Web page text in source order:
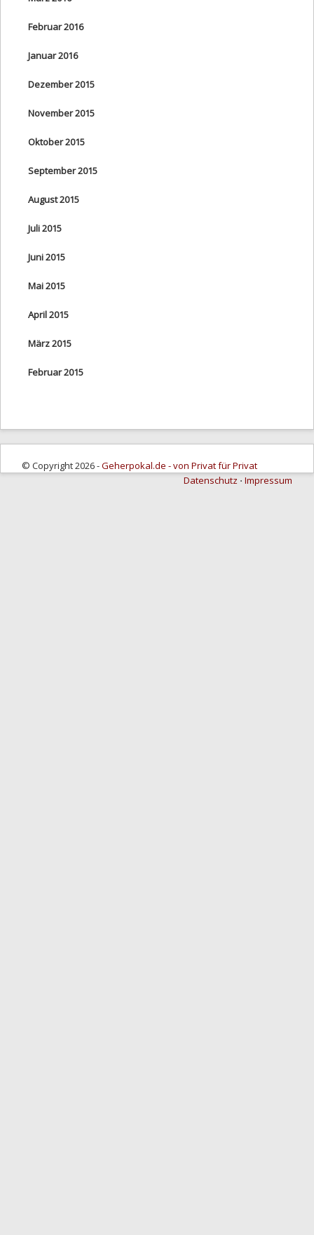
Februar 2016
Januar 2016
Dezember 2015
November 2015
Oktober 2015
September 2015
August 2015
Juli 2015
Juni 2015
Mai 2015
April 2015
März 2015
Februar 2015
© Copyright 2026 -Geherpokal.de - von Privat für Privat
Datenschutz ⋅ Impressum